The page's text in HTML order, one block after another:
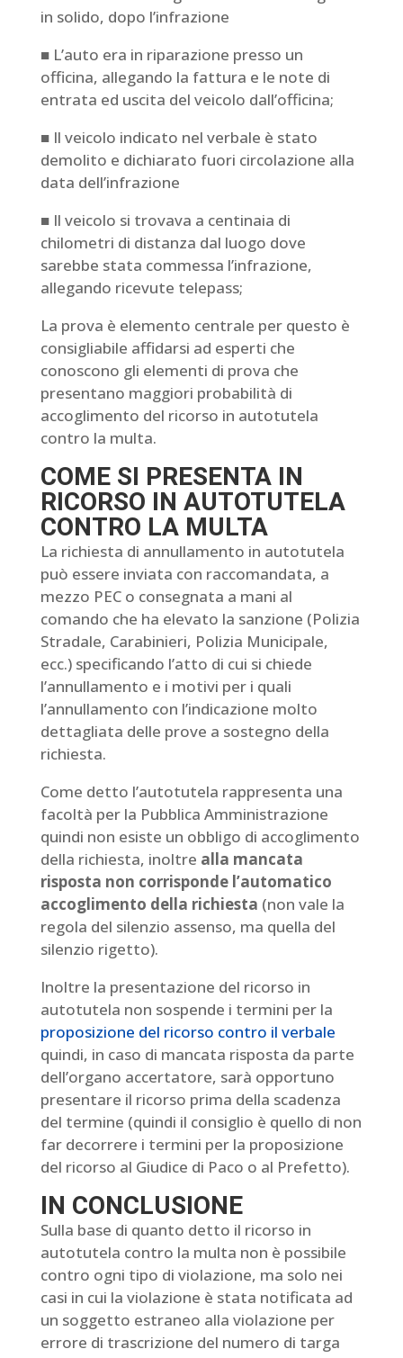
in solido, dopo l’infrazione
■ L’auto era in riparazione presso un
officina, allegando la fattura e le note di
entrata ed uscita del veicolo dall’officina;
■ Il veicolo indicato nel verbale è stato
demolito e dichiarato fuori circolazione alla
data dell’infrazione
■ Il veicolo si trovava a centinaia di
chilometri di distanza dal luogo dove
sarebbe stata commessa l’infrazione,
allegando ricevute telepass;
La prova è elemento centrale per questo è
consigliabile affidarsi ad esperti che
conoscono gli elementi di prova che
presentano maggiori probabilità di
accoglimento del ricorso in autotutela
contro la multa.
COME SI PRESENTA IN
RICORSO IN AUTOTUTELA
CONTRO LA MULTA
La richiesta di annullamento in autotutela
può essere inviata con raccomandata, a
mezzo PEC o consegnata a mani al
comando che ha elevato la sanzione (Polizia
Stradale, Carabinieri, Polizia Municipale,
ecc.) specificando l’atto di cui si chiede
l’annullamento e i motivi per i quali
l’annullamento con l’indicazione molto
dettagliata delle prove a sostegno della
richiesta.
Come detto l’autotutela rappresenta una
facoltà per la Pubblica Amministrazione
quindi non esiste un obbligo di accoglimento
della richiesta, inoltre alla mancata
risposta non corrisponde l’automatico
accoglimento della richiesta (non vale la
regola del silenzio assenso, ma quella del
silenzio rigetto).
Inoltre la presentazione del ricorso in
autotutela non sospende i termini per la
proposizione del ricorso contro il verbale
quindi, in caso di mancata risposta da parte
dell’organo accertatore, sarà opportuno
presentare il ricorso prima della scadenza
del termine (quindi il consiglio è quello di non
far decorrere i termini per la proposizione
del ricorso al Giudice di Paco o al Prefetto).
IN CONCLUSIONE
Sulla base di quanto detto il ricorso in
autotutela contro la multa non è possibile
contro ogni tipo di violazione, ma solo nei
casi in cui la violazione è stata notificata ad
un soggetto estraneo alla violazione per
errore di trascrizione del numero di targa